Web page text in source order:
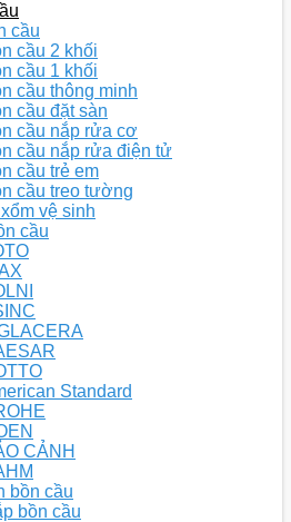
cầu
cầu 2 khối
cầu 1 khối
cầu thông minh
cầu đặt sàn
cầu nắp rửa cơ
cầu nắp rửa điện tử
cầu trẻ em
cầu treo tường
vệ sinh
cầu
Standard
CẢNH
bồn cầu
bồn cầu